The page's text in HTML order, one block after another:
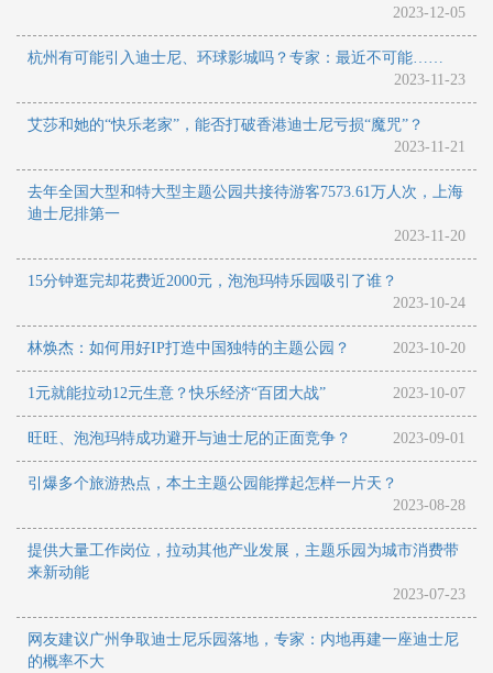
2023-12-05
杭州有可能引入迪士尼、环球影城吗？专家：最近不可能……
2023-11-23
艾莎和她的“快乐老家”，能否打破香港迪士尼亏损“魔咒”？
2023-11-21
去年全国大型和特大型主题公园共接待游客7573.61万人次，上海
迪士尼排第一
2023-11-20
15分钟逛完却花费近2000元，泡泡玛特乐园吸引了谁？
2023-10-24
林焕杰：如何用好IP打造中国独特的主题公园？ 2023-10-20
1元就能拉动12元生意？快乐经济“百团大战” 2023-10-07
旺旺、泡泡玛特成功避开与迪士尼的正面竞争？ 2023-09-01
引爆多个旅游热点，本土主题公园能撑起怎样一片天？
2023-08-28
提供大量工作岗位，拉动其他产业发展，主题乐园为城市消费带
来新动能
2023-07-23
网友建议广州争取迪士尼乐园落地，专家：内地再建一座迪士尼
的概率不大